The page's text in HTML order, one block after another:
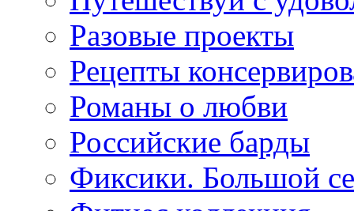
Разовые проекты
Рецепты
Романы о любви
Российские барды
Фиксики. Большой